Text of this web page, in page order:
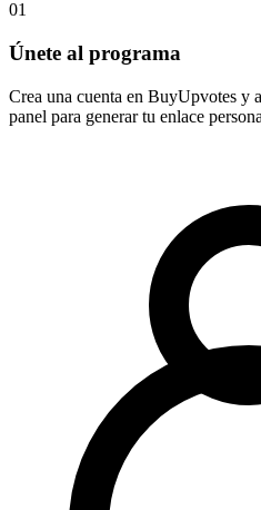
01
Únete al programa
Crea una cuenta en BuyUpvotes y
panel para generar tu enlace